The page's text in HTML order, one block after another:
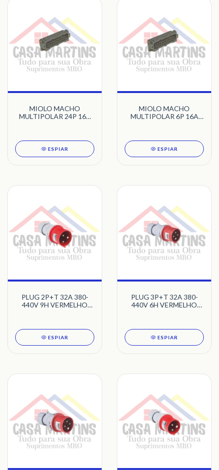
MIOLO MACHO
MULTIPOLAR 24P 16A
ESPIAR
MIOLO MACHO
MULTIPOLAR 6P 16A
ESPIAR
PLUG 2P+T 32A 380-
440V 9H VERMELHO
ESPIAR
PLUG 3P+T 32A 380-
440V 6H VERMELHO
ESPIAR